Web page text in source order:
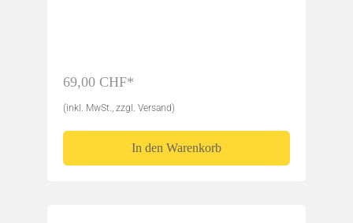
69,00 CHF*
(inkl. MwSt., zzgl. Versand)
In den Warenkorb